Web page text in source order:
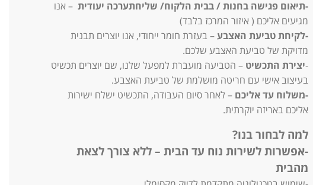
-תיאום פגישה בחנות / בבית הלקוח/ שליחתערכה יעודית – אנו
מגיעים אליכם ( איזור המרכז בלבד)
-לקיחת טביעת האצבע– בעזרת חומר ייחודי, אנו יוצרים תבנית
מדויקת של טביעת האצבע שלכם.
-יצירת התכשיט – הטביעה מועברת למפעל שלנו, שם יוצרים תכשיט
בעיצוב אישי עם חריטה מושלמת של טביעת האצבע.
-משלוח עד אליכם – לאחר סיום העבודה, התכשיט ישלח ישירות
אליכם באריזה יוקרתית.
למה לבחור בנו?
-אפשרות לשירות נוח עד הבית – ללא צורך לצאת
מהבית